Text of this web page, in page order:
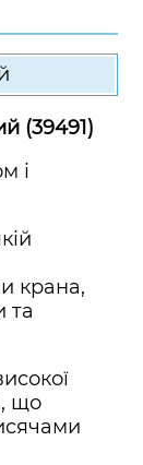
(39491)
і
крана,
та
що